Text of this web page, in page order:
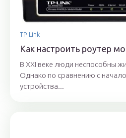
TP-Link
Как настроить роутер
В XXI веке люди неспособны
Однако по сравнению с
устройства...